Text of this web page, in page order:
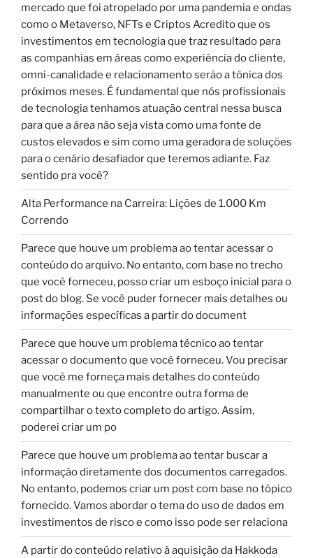
mercado que foi atropelado por uma pandemia e ondas
como o Metaverso, NFTs e Criptos Acredito que os
investimentos em tecnologia que traz resultado para
as companhias em áreas como experiência do cliente,
omni-canalidade e relacionamento serão a tônica dos
próximos meses. É fundamental que nós profissionais
de tecnologia tenhamos atuação central nessa busca
para que a área não seja vista como uma fonte de
custos elevados e sim como uma geradora de soluções
para o cenário desafiador que teremos adiante. Faz
sentido pra você?
Alta Performance na Carreira: Lições de 1.000 Km
Correndo
Parece que houve um problema ao tentar acessar o
conteúdo do arquivo. No entanto, com base no trecho
que você forneceu, posso criar um esboço inicial para o
post do blog. Se você puder fornecer mais detalhes ou
informações específicas a partir do document
Parece que houve um problema técnico ao tentar
acessar o documento que você forneceu. Vou precisar
que você me forneça mais detalhes do conteúdo
manualmente ou que encontre outra forma de
compartilhar o texto completo do artigo. Assim,
poderei criar um po
Parece que houve um problema ao tentar buscar a
informação diretamente dos documentos carregados.
No entanto, podemos criar um post com base no tópico
fornecido. Vamos abordar o tema do uso de dados em
investimentos de risco e como isso pode ser relaciona
A partir do conteúdo relativo à aquisição da Hakkoda